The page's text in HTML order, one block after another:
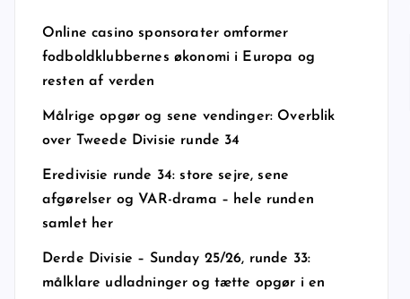
Online casino sponsorater omformer
fodboldklubbernes økonomi i Europa og
resten af verden
Målrige opgør og sene vendinger: Overblik
over Tweede Divisie runde 34
Eredivisie runde 34: store sejre, sene
afgørelser og VAR-drama – hele runden
samlet her
Derde Divisie – Sunday 25/26, runde 33:
målklare udladninger og tætte opgør i en